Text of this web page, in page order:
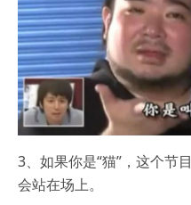
3、如果你是“猫”，这个节
会站在场上。